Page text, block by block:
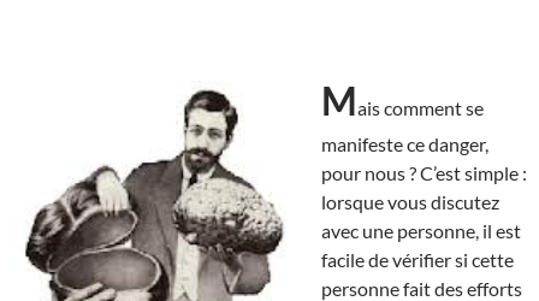
Mais comment se
manifeste ce danger,
pour nous ? C’est simple :
lorsque vous discutez
avec une personne, il est
facile de vérifier si cette
personne fait des efforts